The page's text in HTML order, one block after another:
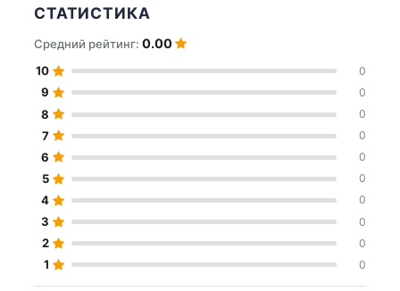
СТАТИСТИКА
Средний рейтинг: 0.00
10 0
9 0
8 0
7 0
6 0
5 0
4 0
3 0
2 0
1 0